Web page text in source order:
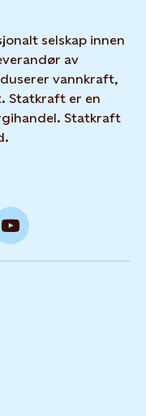
selskap innen
av
vannkraft,
Statkraft er en
Statkraft